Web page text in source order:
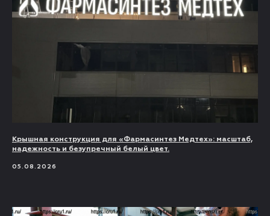
Крышная конструкция для «Фармасинтез Медтех»: масштаб,
надежность и безупречный белый цвет.
05.08.2026